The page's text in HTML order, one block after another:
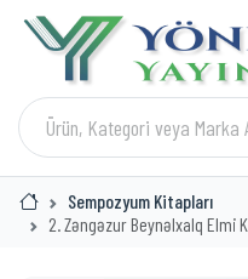
Sempozyum Kitapları
2. Zəngəzur Beynəlxalq Elmi